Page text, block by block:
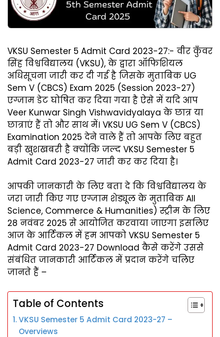
VKSU Semester 5 Admit Card 2023-27:- वीर कुँवर
सिंह विश्वविद्यालय (VKSU), के द्वारा ऑफिशियल
अधिसूचना जारी कर दी गई है जिसके मुताबिक UG
Sem V (CBCS) Exam 2025 (Session 2023-27)
एग्जाम डेट घोषित कर दिया गया है ऐसे में यदि आप
Veer Kunwar Singh Vishwavidyalaya के छात्र या
छात्राएं हैं तो और साथ‌ में। VKSU UG Sem V (CBCS)
Examination 2025 देने वाले हैं तो आपके लिए बहुत
बड़ी खुशखबरी है क्योंकि जल्द‌ VKSU Semester 5
Admit Card 2023-27 जारी कर कर दिया है।
आपकी जानकारी के लिए बता दे कि विश्वविद्यालय के
जरा जारी किए गए एग्जाम शेड्यूल के मुताबिक‌ All
Science, Commerce & Humanities) स्ट्रीम के लिए
28 नवंबर 2025 से आयोजित करवाया जाएगा इसलिए
आज के आर्टिकल में हम आपको VKSU Semester 5
Admit Card 2023-27 Download कैसे करेंगे उससे
संबंधित जानकारी आर्टिकल में प्रदान करेंगे चलिए
जानते हैं –
Table of Contents
VKSU Semester 5 Admit Card 2023-27 –
Overviews